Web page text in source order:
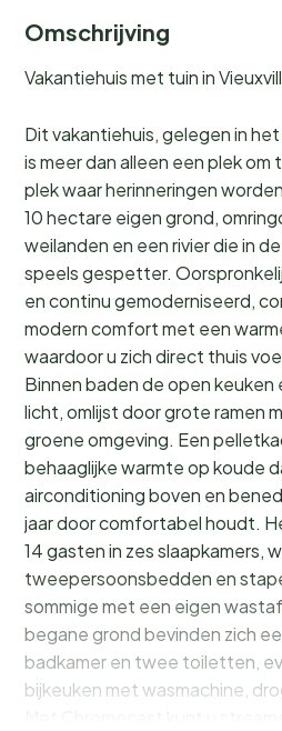
Omschrijving
Vakantiehuis met tuin in
Dit vakantiehuis, gelegen in
is meer dan alleen een plek om
plek waar herinneringen
10 hectare eigen grond,
weilanden en een rivier die in
speels gespetter.
en continu gemoderniseerd,
modern comfort met een
waardoor u zich direct thuis
Binnen baden de open keuken
licht, omlijst door grote ramen
groene omgeving. Een
behaaglijke warmte op koude
airconditioning boven en
jaar door comfortabel houdt.
14 gasten in zes slaapkamers,
tweepersoonsbedden en
sommige met een eigen
begane grond bevinden zich
badkamer en twee toiletten,
bijkeuken met wasmachine,